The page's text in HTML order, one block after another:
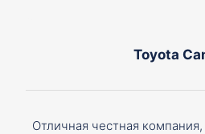
Toyota
Отличная честная